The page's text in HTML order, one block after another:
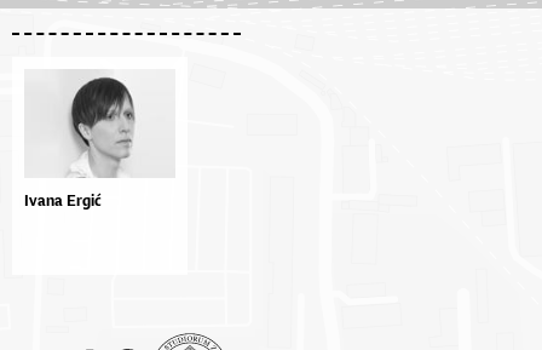
Ivana Ergić